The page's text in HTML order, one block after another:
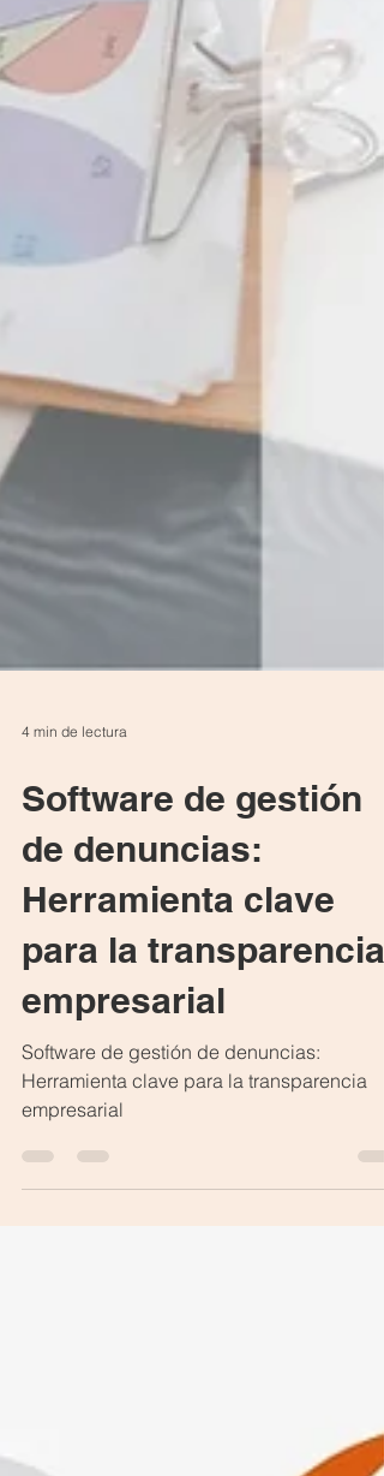
4 min de lectura
Software de gestión
de denuncias:
Herramienta clave
para la transparencia
empresarial
Software de gestión de denuncias:
Herramienta clave para la transparencia